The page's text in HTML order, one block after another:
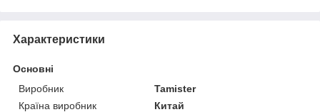
Характеристики
Основні
Виробник
Tamister
Країна виробник
Китай